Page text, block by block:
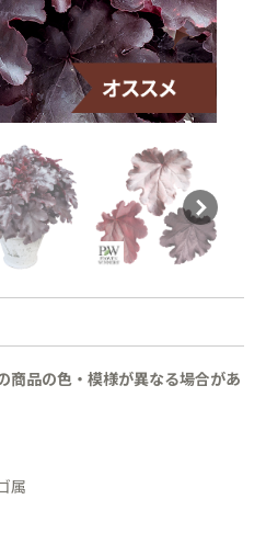
商品の色・模様が異なる場合があ
属